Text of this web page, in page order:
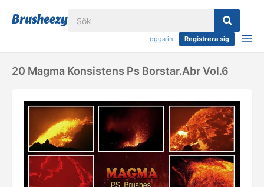
Logga in Registrera sig
20 Magma Konsistens Ps Borstar.abr Vol.6